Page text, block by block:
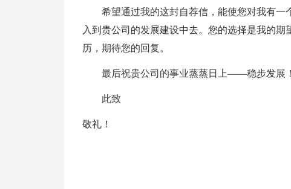
希望通过我的这封自荐信，能使您对我有一
入到贵公司的发展建设中去。您的选择是我的
历，期待您的回复。
最后祝贵公司的事业蒸蒸日上——稳步发展！
此致
敬礼！